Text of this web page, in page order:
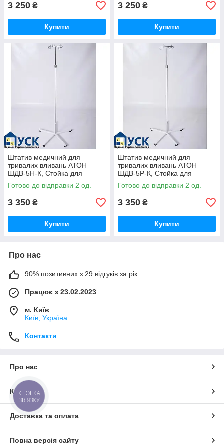
3 250 ₴
Купити
3 250 ₴
Купити
Штатив медичний для
тривалих вливань АТОН
ШДВ-5Н-К, Стойка для
інфузій, Стійка інфузійна,
Штатив
Готово до відправки 2 од.
3 350 ₴
Купити
Штатив медичний для
тривалих вливань АТОН
ШДВ-5Р-К, Стойка для
інфузій, Стійка інфузійна,
Штатив
Готово до відправки 2 од.
3 350 ₴
Купити
Про нас
90% позитивних з 29 відгуків за рік
Працює з 23.02.2023
м. Київ
Київ, Україна
Контакти
Про нас
Контакти
Доставка та оплата
Повна версія сайту
КНОПКА
ЗВ'ЯЗКУ